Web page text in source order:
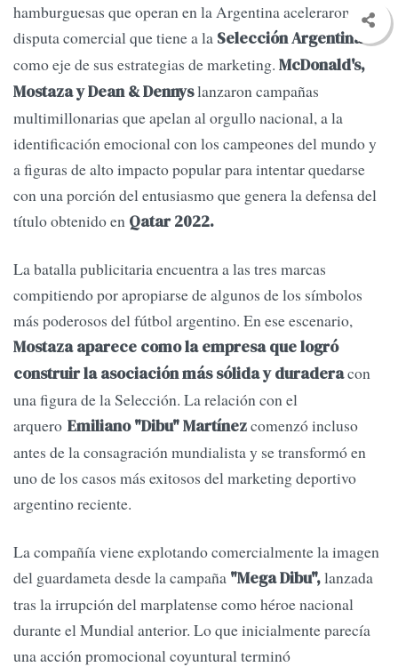
hamburguesas que operan en la Argentina aceleraron una
disputa comercial que tiene a la Selección Argentina
como eje de sus estrategias de marketing. McDonald's,
Mostaza y Dean & Dennyslanzaron campañas
multimillonarias que apelan al orgullo nacional, a la
identificación emocional con los campeones del mundo y
a figuras de alto impacto popular para intentar quedarse
con una porción del entusiasmo que genera la defensa del
título obtenido en Qatar 2022.
La batalla publicitaria encuentra a las tres marcas
compitiendo por apropiarse de algunos de los símbolos
más poderosos del fútbol argentino. En ese escenario,
Mostaza aparece como la empresa que logró
construir la asociación más sólida y duraderacon
una figura de la Selección. La relación con el
arquero Emiliano "Dibu" Martínezcomenzó incluso
antes de la consagración mundialista y se transformó en
uno de los casos más exitosos del marketing deportivo
argentino reciente.
La compañía viene explotando comercialmente la imagen
del guardameta desde la campaña "Mega Dibu",lanzada
tras la irrupción del marplatense como héroe nacional
durante el Mundial anterior. Lo que inicialmente parecía
una acción promocional coyuntural terminó